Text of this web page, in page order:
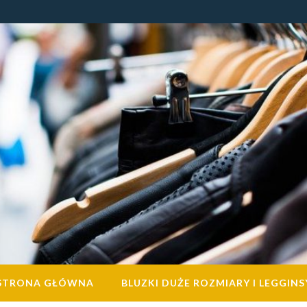
GŁÓWNA BLUZKI DUŻE ROZMIARY I